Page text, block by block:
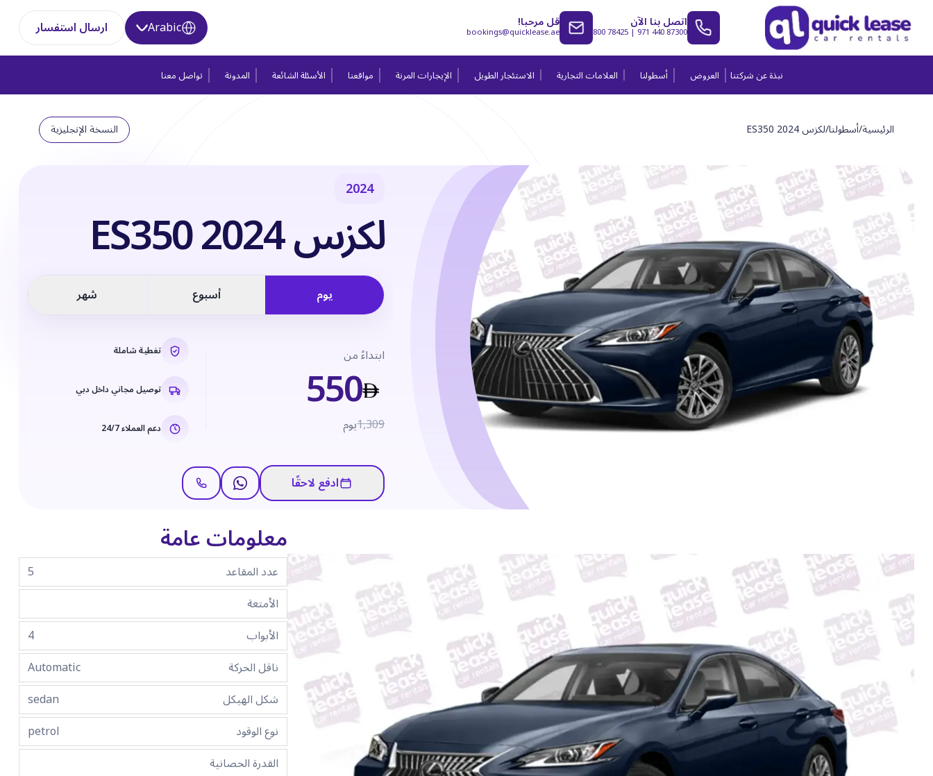
اتصل بنا الآن800 78425 |971 440 87300 قل مرحبا!
bookings@quicklease.ae
Arabic ارسال استفسار
نبذة عن شركتنا العروض أسطولنا العلامات التجارية الاستئجار الطويل الإيجارات المرنة مواقعنا الأسئلة الشائعة المدونة تواصل معنا
الرئيسية/أسطولنا/لكزس ES350 2024 النسخة الإنجليزية
2024
لكزس ES350 2024
يوم أسبوع شهر
ابتداءً من5501,309يوم
تغطية شاملة
توصيل مجاني داخل دبي
دعم العملاء 24/7
ادفع لاحقًا
معلومات عامة
عدد المقاعد
5
الأمتعة
الأبواب
4
ناقل الحركة
Automatic
شكل الهيكل
sedan
نوع الوقود
petrol
القدرة الحصانية